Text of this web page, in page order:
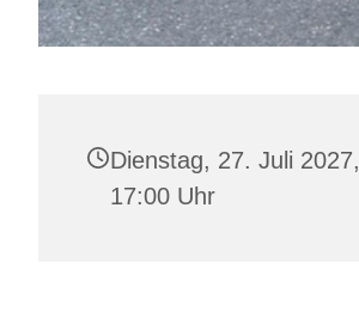
Dienstag, 27. Juli 2027,
17:00 Uhr